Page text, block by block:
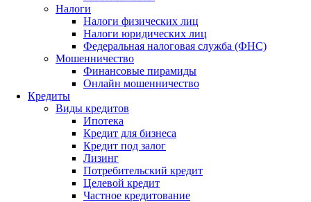
Налоги
Налоги физических лиц
Налоги юридических лиц
Федеральная налоговая служба (ФНС)
Мошенничество
Финансовые пирамиды
Онлайн мошенничество
Кредиты
Виды кредитов
Ипотека
Кредит для бизнеса
Кредит под залог
Лизинг
Потребительский кредит
Целевой кредит
Частное кредитование